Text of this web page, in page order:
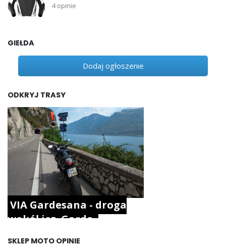
4 opinie
GIEŁDA
Dodaj ogłoszenie
ODKRYJ TRASY
VIA Gardesana - droga
wokół jez. Garda.
SKLEP MOTO OPINIE